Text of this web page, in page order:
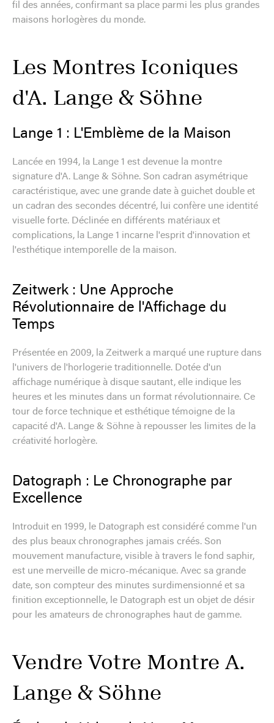
fil des années, confirmant sa place parmi les plus grandes
maisons horlogères du monde.
Les Montres Iconiques
d'A. Lange & Söhne
Lange 1 : L'Emblème de la Maison
Lancée en 1994, la Lange 1 est devenue la montre
signature d'A. Lange & Söhne. Son cadran asymétrique
caractéristique, avec une grande date à guichet double et
un cadran des secondes décentré, lui confère une identité
visuelle forte. Déclinée en différents matériaux et
complications, la Lange 1 incarne l'esprit d'innovation et
l'esthétique intemporelle de la maison.
Zeitwerk : Une Approche
Révolutionnaire de l'Affichage du
Temps
Présentée en 2009, la Zeitwerk a marqué une rupture dans
l'univers de l'horlogerie traditionnelle. Dotée d'un
affichage numérique à disque sautant, elle indique les
heures et les minutes dans un format révolutionnaire. Ce
tour de force technique et esthétique témoigne de la
capacité d'A. Lange & Söhne à repousser les limites de la
créativité horlogère.
Datograph : Le Chronographe par
Excellence
Introduit en 1999, le Datograph est considéré comme l'un
des plus beaux chronographes jamais créés. Son
mouvement manufacture, visible à travers le fond saphir,
est une merveille de micro-mécanique. Avec sa grande
date, son compteur des minutes surdimensionné et sa
finition exceptionnelle, le Datograph est un objet de désir
pour les amateurs de chronographes haut de gamme.
Vendre Votre Montre A.
Lange & Söhne